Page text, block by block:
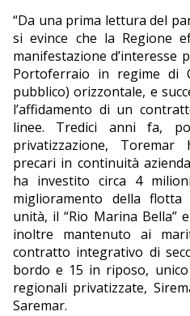
“Da una prima lettura del
si evince che la Regione
manifestazione d’interesse
Portoferraio in regime di
pubblico) orizzontale, e
l’affidamento di un
linee. Tredici anni fa,
privatizzazione,
precari in continuità
ha investito circa 4
miglioramento della
unità, il “Rio Marina Bella”
inoltre mantenuto ai
contratto integrativo di
bordo e 15 in riposo,
regionali privatizzate,
Saremar.